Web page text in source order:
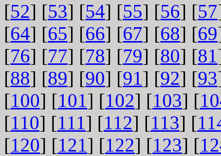
[52] [53] [54] [55] [56] [57
[64] [65] [66] [67] [68] [69
[76] [77] [78] [79] [80] [81
[88] [89] [90] [91] [92] [93
[100] [101] [102] [103] [
[110] [111] [112] [113] [
[120] [121] [122] [123] [